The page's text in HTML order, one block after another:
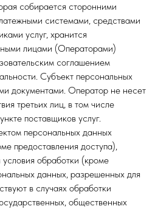
собирается сторонними
системами, средствами
услуг, хранится
лицами (Операторами)
соглашением
Субъект персональных
документами. Оператор не несет
третьих лиц, в том числе
поставщиков услуг.
персональных данных
предоставления доступа),
обработки (кроме
данных, разрешенных для
в случаях обработки
общественных